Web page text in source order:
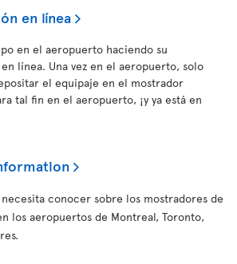
en línea
en el aeropuerto haciendo su
línea. Una vez en el aeropuerto, solo
el equipaje en el mostrador
tal fin en el aeropuerto, ¡y ya está en
conocer sobre los mostradores de
los aeropuertos de Montreal, Toronto,